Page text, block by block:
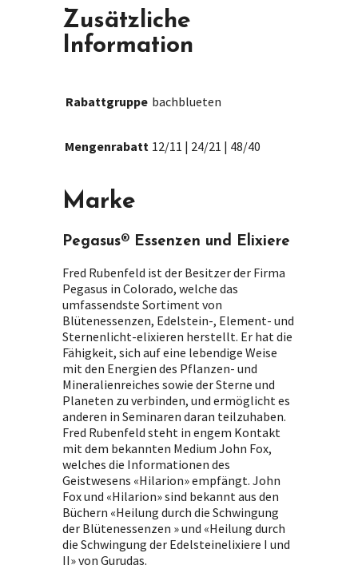
Zusätzliche
Information
Rabattgruppe bachblueten
Mengenrabatt 12/11 | 24/21 | 48/40
Marke
Pegasus® Essenzen und Elixiere
Fred Rubenfeld ist der Besitzer der Firma
Pegasus in Colorado, welche das
umfassendste Sortiment von
Blütenessenzen, Edelstein-, Element- und
Sternenlicht-elixieren herstellt. Er hat die
Fähigkeit, sich auf eine lebendige Weise
mit den Energien des Pflanzen- und
Mineralienreiches sowie der Sterne und
Planeten zu verbinden, und ermöglicht es
anderen in Seminaren daran teilzuhaben.
Fred Rubenfeld steht in engem Kontakt
mit dem bekannten Medium John Fox,
welches die Informationen des
Geistwesens «Hilarion» empfängt. John
Fox und «Hilarion» sind bekannt aus den
Büchern «Heilung durch die Schwingung
der Blütenessenzen » und «Heilung durch
die Schwingung der Edelsteinelixiere I und
II» von Gurudas.